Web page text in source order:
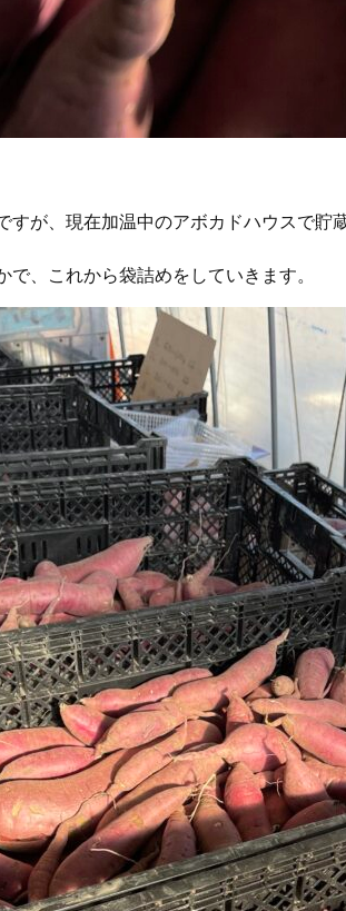
すが、現在加温中のアボカドハウスで貯
で、これから袋詰めをしていきます。